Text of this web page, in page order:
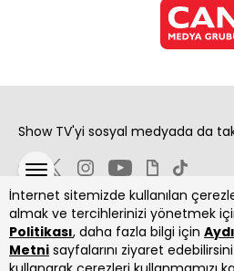
İnternet sitemizde kullanılan
almak ve tercihlerinizi yönetmek
Politikası, daha fazla bilgi için
Metni sayfalarını ziyaret
Show TV'yi sosyal medyada da
Copyright 2026 Show Televizyon